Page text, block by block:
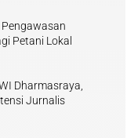
Petani Lokal
Dharmasraya,
Jurnalis